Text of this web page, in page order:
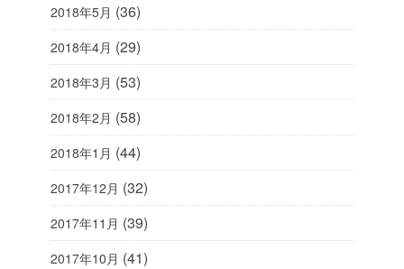
2018年5月 (36)
2018年4月 (29)
2018年3月 (53)
2018年2月 (58)
2018年1月 (44)
2017年12月 (32)
2017年11月 (39)
2017年10月 (41)